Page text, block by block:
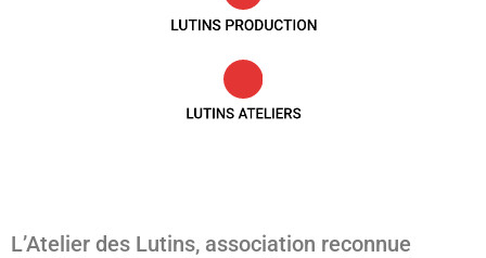
L’Atelier des Lutins, association reconnue